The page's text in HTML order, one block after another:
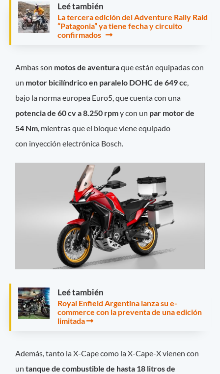
Leé también
La tercera edición del Adventure Rally Raid
“Patagonia” ya tiene fecha y circuito
confirmados
Ambas son motos de aventuraque están equipadas con
un motor bicilíndricoen paralelo DOHC de 649 cc,
bajo la norma europea Euro5, que cuenta con una
potencia de 60 cv a 8.250 rpmy con un par motor de
54 Nm, mientras que el bloque viene equipado
con inyección electrónica Bosch.
Leé también
Royal Enfield Argentina lanza su e-
commerce con la preventa de una edición
limitada
Además, tanto la X-Cape como la X-Cape-X vienen con
untanque de combustible de hasta 18 litros de